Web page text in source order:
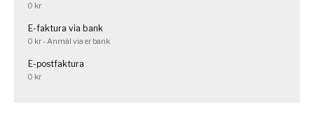
0 kr
E-faktura via bank
0 kr - Anmäl via er bank
E-postfaktura
0 kr